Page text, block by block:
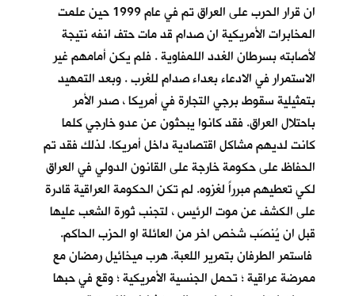
ان قرار الحرب على العراق تم في عام 1999 حين علمت
المخابرات الأمريكية ان صدام قد مات حتف انفه نتيجة
لأصابته بسرطان الغدد اللمفاوية . فلم يكن أمامهم غير
الاستمرار في الادعاء بعداء صدام للغرب . وبعد التمهيد
بتمثيلية سقوط برجي التجارة في أمريكا ، صدر الأمر
باحتلال العراق. فقد كانوا يبحثون عن عدو خارجي كلما
كانت لديهم مشاكل اقتصادية داخل أمريكا. لذلك فقد تم
الحفاظ على حكومة خارجة على القانون الدولي في العراق
لكي تعطيهم مبرراً لغزوه. لم تكن الحكومة العراقية قادرة
على الكشف عن موت الرئيس ، لتجنب ثورة الشعب عليها
قبل ان يُنصَب شخص اخر من العائلة او الحزب الحاكم.
فاستمر الطرفان بتمرير اللعبة. هرب ميخائيل رمضان مع
ممرضة عراقية ؛ تحمل الجنسية الأمريكية ؛ وقع في حبها